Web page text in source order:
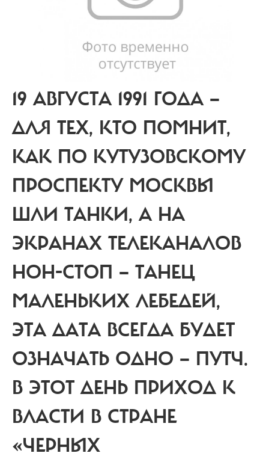
19 АВГУСТА 1991 ГОДА —
ДЛЯ ТЕХ, КТО ПОМНИТ,
КАК ПО КУТУЗОВСКОМУ
ПРОСПЕКТУ МОСКВЫ
ШЛИ ТАНКИ, А НА
ЭКРАНАХ ТЕЛЕКАНАЛОВ
НОН-СТОП — ТАНЕЦ
МАЛЕНЬКИХ ЛЕБЕДЕЙ,
ЭТА ДАТА ВСЕГДА БУДЕТ
ОЗНАЧАТЬ ОДНО — ПУТЧ.
В ЭТОТ ДЕНЬ ПРИХОД К
ВЛАСТИ В СТРАНЕ
«ЧЕРНЫХ